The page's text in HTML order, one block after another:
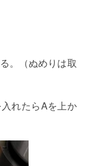
。（ぬめりは取
れたらAを上か